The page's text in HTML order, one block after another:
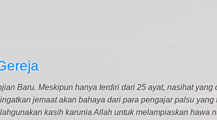
Baru. Meskipun hanya terdiri dari 25 ayat, nasihat
jemaat akan bahaya dari para pengajar palsu yang
kasih karunia Allah untuk melampiaskan hawa